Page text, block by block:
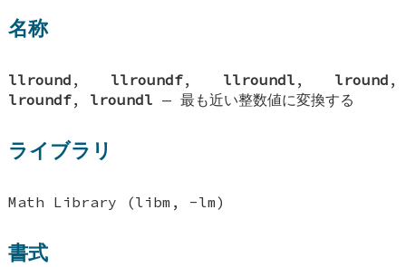
名称
llround , llroundf, llroundl , lround ,
lroundf, lroundl —最も近い整数値に変換する
ライブラリ
Math Library (libm, -lm)
書式